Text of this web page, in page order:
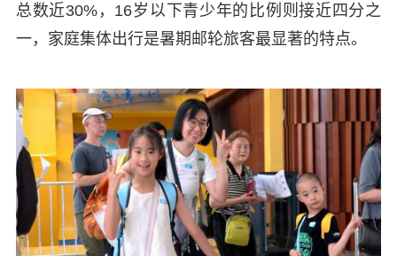
总数近30%，16岁以下青少年的比例则接近四分之
一，家庭集体出行是暑期邮轮旅客最显著的特点。